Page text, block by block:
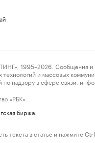
Сообщения и
и массовых
надзору в сфере связи,
«РБК».
биржа
текста в статье и нажмите